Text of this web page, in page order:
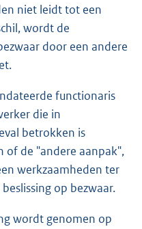
niet leidt tot een
wordt de
door een andere
functionaris
die in
betrokken is
of de "andere aanpak",
werkzaamheden ter
op bezwaar.
wordt genomen op